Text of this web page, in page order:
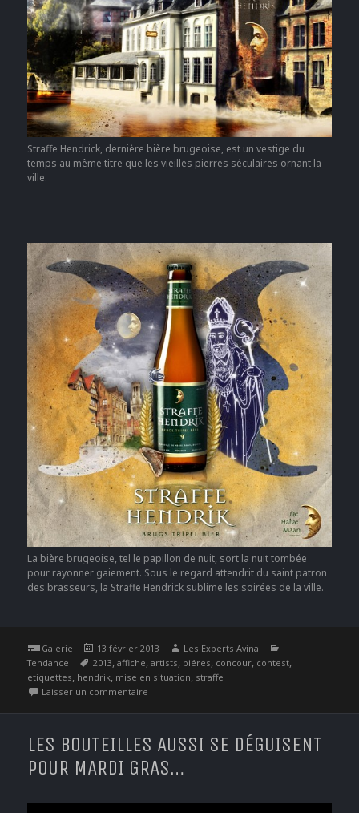
Straffe Hendrick, dernière bière brugeoise, est un vestige du
temps au même titre que les vieilles pierres séculaires ornant la
ville.
La bière brugeoise, tel le papillon de nuit, sort la nuit tombée
pour rayonner gaiement. Sous le regard attendrit du saint patron
des brasseurs, la Straffe Hendrick sublime les soirées de la ville.
Format
Galerie
Publié
le
13 février 2013 Auteur
Les Experts Avina
Tendance Étiquettes
2013,affiche,artists, biéres, concour, contest,
etiquettes, hendrik, mise en situation, straffe
Laisser un commentaire
LES BOUTEILLES AUSSI SE DÉGUISENT
POUR MARDI GRAS…